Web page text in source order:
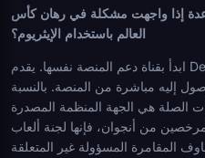
إذا واجهت مشكلة في رهان كأس
العالم باستخدام الإيثريوم؟
ابدأ بقناة دعم المنصة نفسها. يقدم Dexsport دعمًا متعدد اللغات على مدار
إليه مباشرة من المنصة. بالنسبة
الصلة هي الجهة المنظمة المصدرة
من أنجوان، فإنها لجنة ألعاب
المقامرة المسؤولة غير المتعلقة